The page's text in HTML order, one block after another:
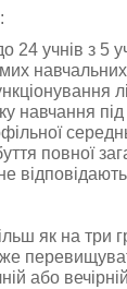
24 учнів з 5
навчання
повної
як на три
або